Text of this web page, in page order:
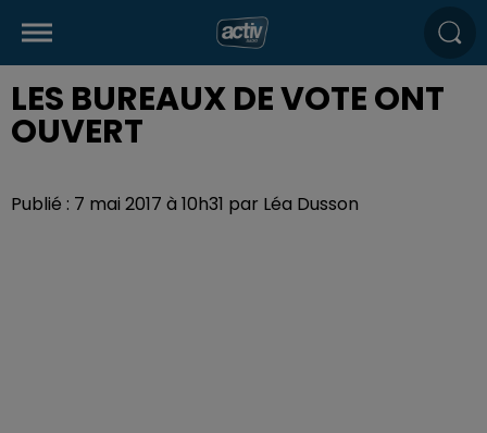
LES BUREAUX DE VOTE ONT
OUVERT
Publié : 7 mai 2017 à 10h31 par Léa Dusson